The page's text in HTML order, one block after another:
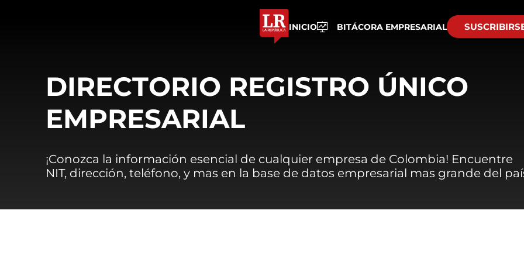
INICIO BITÁCORA EMPRESARIAL
DIRECTORIO REGISTRO ÚNICO
EMPRESARIAL
¡Conozca la información esencial de cualquier empresa de Colombia! Encuentre
NIT, dirección, teléfono, y mas en la base de datos empresarial mas grande del